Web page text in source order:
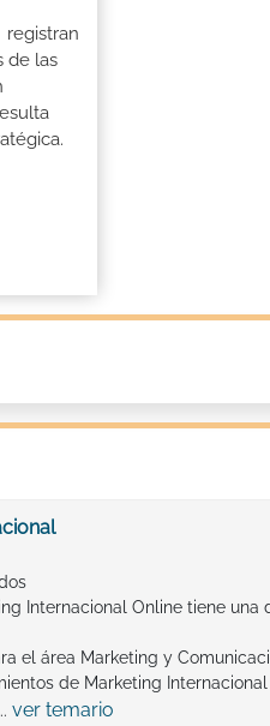
registran
de las
Internacional Online tiene una
el área Marketing y
de Marketing
ver temario